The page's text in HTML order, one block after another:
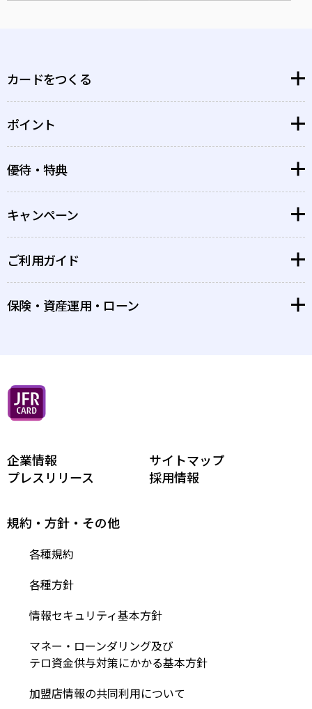
カードをつくる
大丸松坂屋カード
GINZA SIXカード
ポイント
大丸松坂屋ポイント
QIRAポイント
優待・特典
特典・優待を探す
特別体験
キャンペーン
すでにカードをお持ちのお客さまへ
ご利用ガイド
カードご利用の際の注意事項
付帯保険・特典優待など
お客様サポート
そのほか、便利なサービス
保険・資産運用・ローン
ローン
セミナー
企業情報
サイトマップ
プレスリリース
採用情報
規約・方針・その他
各種規約
各種方針
情報セキュリティ基本方針
マネー・ローンダリング及び
テロ資金供与対策にかかる基本方針
加盟店情報の共同利用について